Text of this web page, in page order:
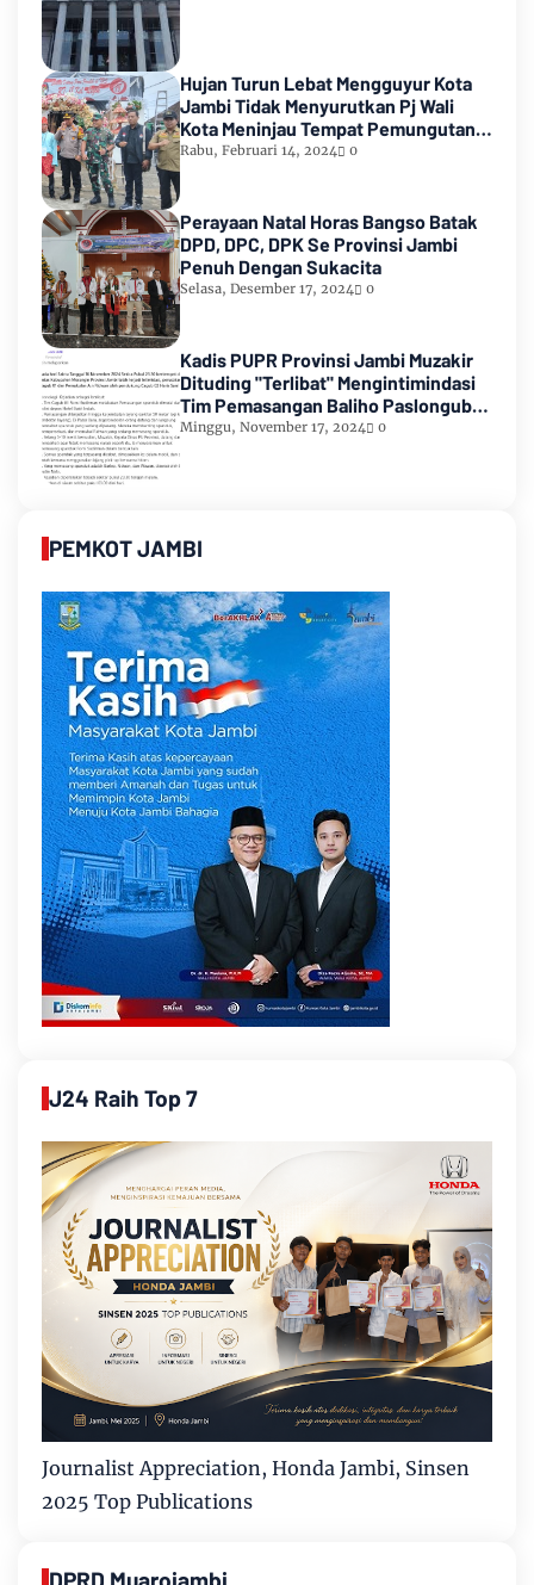
Hujan Turun Lebat Mengguyur Kota
Jambi Tidak Menyurutkan Pj Wali
Kota Meninjau Tempat Pemungutan
Suara Pemilu 2024
Rabu, Februari 14, 2024 0
Perayaan Natal Horas Bangso Batak
DPD, DPC, DPK Se Provinsi Jambi
Penuh Dengan Sukacita
Selasa, Desember 17, 2024 0
Kadis PUPR Provinsi Jambi Muzakir
Dituding "Terlibat" Mengintimindasi
Tim Pemasangan Baliho Paslongub
Romi-Sudirman
Minggu, November 17, 2024 0
PEMKOT JAMBI
J24 Raih Top 7
Journalist Appreciation, Honda Jambi, Sinsen
2025 Top Publications